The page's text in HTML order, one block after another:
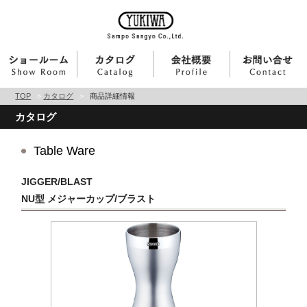
TOP > カタログ > 商品詳細情報
カタログ
Table Ware
JIGGER/BLAST
NU型 メジャーカップ/ブラスト